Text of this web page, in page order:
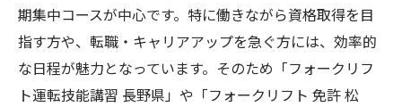
期集中コースが中心です。特に働きながら資格取得を目
指す方や、転職・キャリアアップを急ぐ方には、効率的
な日程が魅力となっています。そのため「フォークリフ
ト運転技能講習 長野県」や「フォークリフト 免許 松